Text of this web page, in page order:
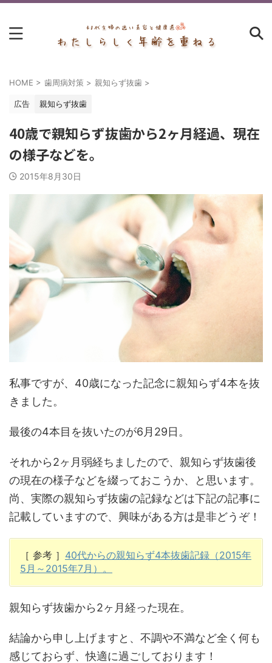
HOME > 歯周病対策 > 親知らず抜歯 >
広告 親知らず抜歯
40歳で親知らず抜歯から2ヶ月経過、現在
の様子などを。
2015年8月30日
私事ですが、40歳になった記念に親知らず4本を抜
きました。
最後の4本目を抜いたのが6月29日。
それから2ヶ月弱経ちましたので、親知らず抜歯後
の現在の様子などを綴っておこうか、と思います。
尚、実際の親知らず抜歯の記録などは下記の記事に
記載していますので、興味がある方は是非どうぞ！
［ 参考 ］ 40代からの親知らず4本抜歯記録（2015年
5月～2015年7月）。
親知らず抜歯から2ヶ月経った現在。
結論から申し上げますと、不調や不満など全く何も
感じておらず、快適に過ごしております！